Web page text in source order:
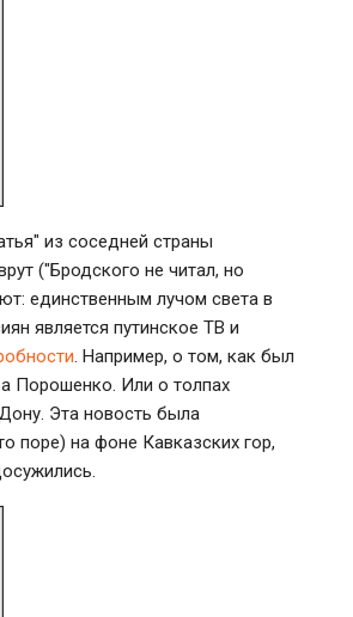
из соседней страны
("Бродского не читал, но
единственным лучом света в
является путинское ТВ и
. Например, о том, как был
Порошенко. Или о толпах
Эта новость была
поре) на фоне Кавказских гор,